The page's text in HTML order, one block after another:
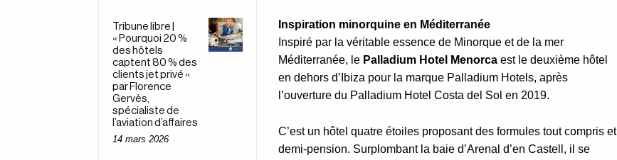
Tribune libre |
« Pourquoi 20 %
des hôtels
captent 80 % des
clients jet privé »
par Florence
Gervès,
spécialiste de
l’aviation d’affaires
14 mars 2026
Inspiration minorquine en Méditerranée
Inspiré par la véritable essence de Minorque et de la mer
Méditerranée, le Palladium Hotel Menorcaest le deuxième hôtel
en dehors d’Ibiza pour la marque Palladium Hotels, après
l’ouverture du Palladium Hotel Costa del Sol en 2019.
C’est un hôtel quatre étoiles proposant des formules tout compris et
demi-pension. Surplombant la baie d’Arenal d’en Castell, il se